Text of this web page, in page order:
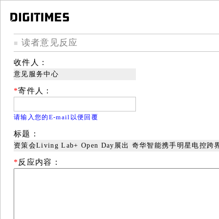
■ 读者意见反应
收件人：
意见服务中心
*寄件人：
请输入您的E-mail以便回覆
标题：
资策会Living Lab+ Open Day展出 奇华智能携手明星电控跨
* 反应内容：